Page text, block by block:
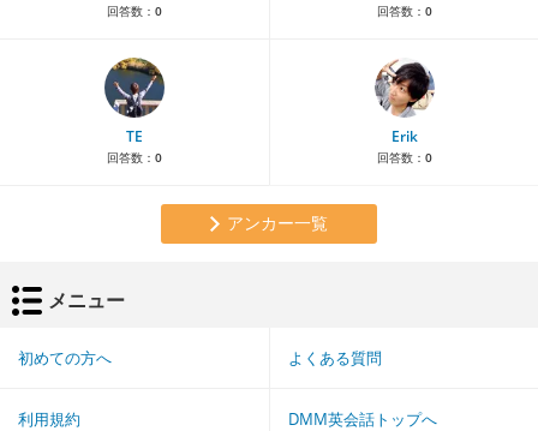
回答数： 0 回答数： 0
TE
回答数： 0
Erik
回答数： 0
アンカー一覧
メニュー
初めての方へ よくある質問
利用規約 DMM英会話トップへ